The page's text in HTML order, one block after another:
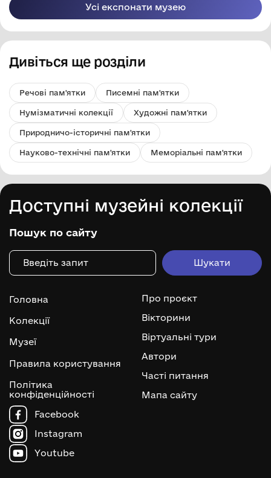
Усі експонати музею
Дивіться ще розділи
Речові пам'ятки Писемні пам'ятки
Нумізматичні колекції Художні пам'ятки
Природничо-історичні пам'ятки
Науково-технічні пам'ятки Меморіальні пам'ятки
Доступні музейні колекції
Пошук по сайту
Головна
Колекції
Музеї
Правила користування
Політика
конфіденційності
Про проєкт
Вікторини
Віртуальні тури
Автори
Часті питання
Мапа сайту
Facebook
Instagram
Youtube